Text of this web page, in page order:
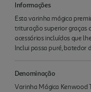
Informações
Esta varinha mágica
trituração superior graças
acessórios incluídos que
Inclui passa puré, batedor
Denominação
Varinha Mágica Kenwood